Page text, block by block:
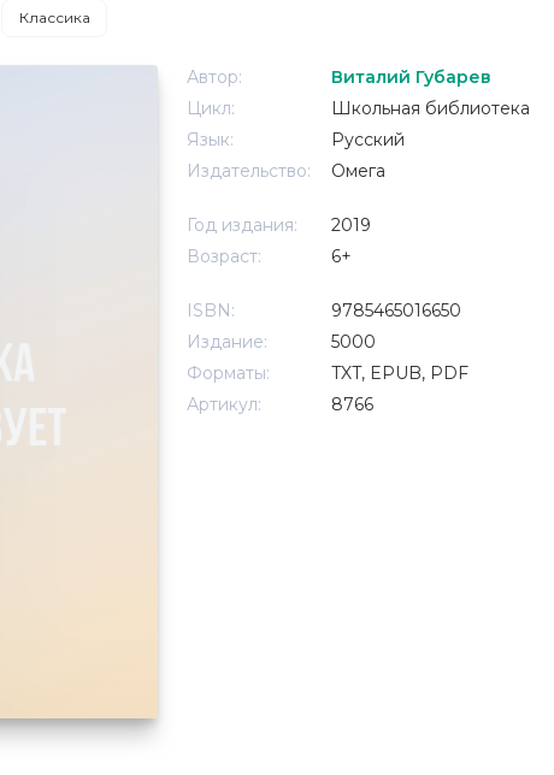
Классика
Автор:
Виталий Губарев
Цикл:
Школьная библиотека
Язык:
Русский
Издательство:
Омега
Год издания:
2019
Возраст:
6+
ISBN:
9785465016650
Издание:
5000
Форматы:
TXT, EPUB, PDF
Артикул:
8766